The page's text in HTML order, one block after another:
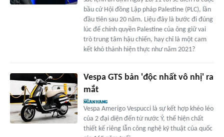
bầu cử Hội đồng Lập pháp Palestine (PLC), lần
đầu tiên sau 20 năm. Liệu đây là bước đi đúng
lúc để chính quyền Palestine của ông giữ vai
trò trung tâm hậu chiến, hay chỉ là một cam
kết khó thành hiện thực như năm 2021?
Vespa GTS bản 'độc nhất vô nhị' ra
mắt
Vespa Amerigo Vespucci là sự kết hợp khéo léo
của 2 đại diện đến từ nước Ý, thể hiện chất
thiết kế riêng lẫn công nghệ kỹ thuật của quốc